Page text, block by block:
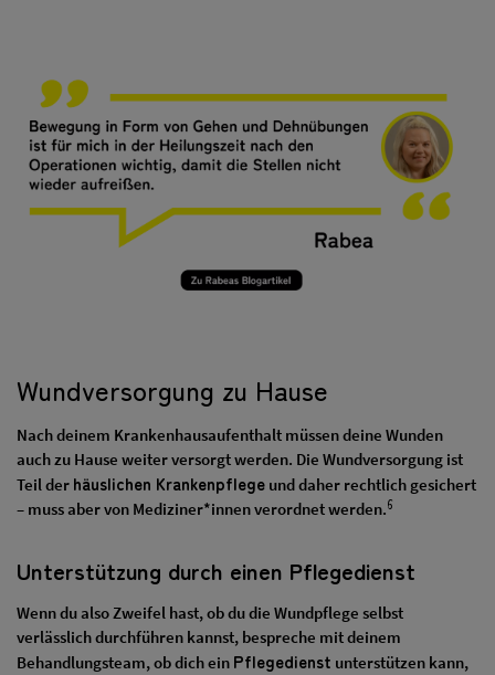
Wundversorgung zu Hause
Nach deinem Krankenhausaufenthalt müssen deine Wunden
auch zu Hause weiter versorgt werden. Die Wundversorgung ist
Teil der häuslichen Krankenpflege und daher rechtlich gesichert
– muss aber von Mediziner*innen verordnet werden.6
Unterstützung durch einen Pflegedienst
Wenn du also Zweifel hast, ob du die Wundpflege selbst
verlässlich durchführen kannst, bespreche mit deinem
Behandlungsteam, ob dich ein Pflegedienst unterstützen kann,